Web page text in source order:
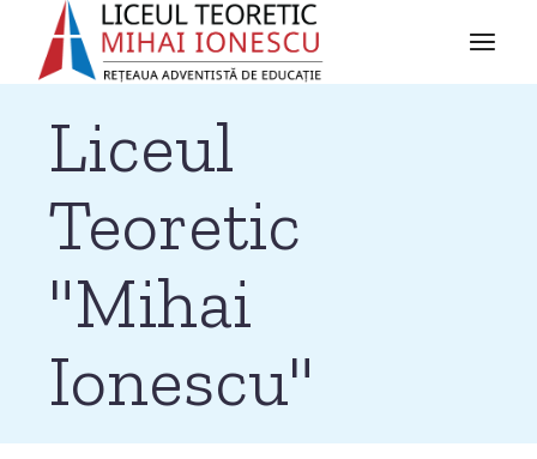
Liceul
Teoretic
"Mihai
Ionescu"